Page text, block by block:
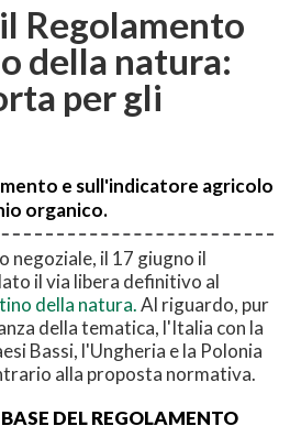
Regolamento
della natura:
per gli
e sull'indicatore agricolo
organico.
negoziale, il 17 giugno il
il via libera definitivo al
della natura.Al riguardo, pur
della tematica, l'Italia con la
Bassi, l'Ungheria e la Polonia
alla proposta normativa.
DEL REGOLAMENTO